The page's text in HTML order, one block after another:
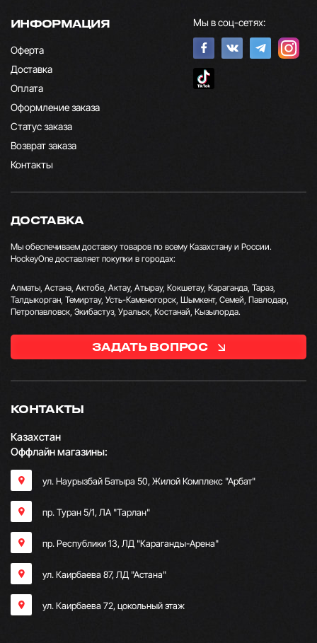
ИНФОРМАЦИЯ
Оферта
Доставка
Оплата
Оформление заказа
Статус заказа
Возврат заказа
Контакты
Мы в соц-сетях:
КОНТАКТЫ
Казахстан
Оффлайн магазины:
ул. Наурызбай Батыра 50, Жилой Комплекс "Арбат"
пр. Туран 5/1, ЛА "Тарлан"
пр. Республики 13, ​ЛД "Караганды-Арена"
ул. Каирбаева 87, ЛД "Астана"
ул. Каирбаева 72, цокольный этаж
ДОСТАВКА
Мы обеспечиваем доставку товаров по всему Казахстану и России.
HockeyOne доставляет покупки в городах:
Алматы, Астана, Актобе, Актау, Атырау, Кокшетау, Караганда, Тараз,
Талдыкорган, Темиртау, Усть-Каменогорск, Шымкент, Семей, Павлодар,
Петропавловск, Экибастуз, Уральск, Костанай, Кызылорда.
ЗАДАТЬ ВОПРОС